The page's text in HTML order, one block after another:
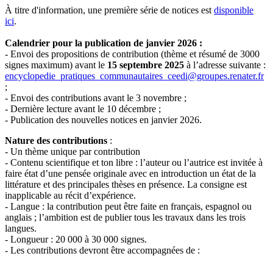
À titre d'information, une première série de notices est disponible
ici.
Calendrier pour la publication de janvier 2026 :
- Envoi des propositions de contribution (thème et résumé de 3000
signes maximum) avant le 15 septembre 2025 à l’adresse suivante :
encyclopedie_pratiques_communautaires_ceedi@groupes.renater.fr
;
- Envoi des contributions avant le 3 novembre ;
- Dernière lecture avant le 10 décembre ;
- Publication des nouvelles notices en janvier 2026.
Nature des contributions :
- Un thème unique par contribution
- Contenu scientifique et ton libre : l’auteur ou l’autrice est invitée à
faire état d’une pensée originale avec en introduction un état de la
littérature et des principales thèses en présence. La consigne est
inapplicable au récit d’expérience.
- Langue : la contribution peut être faite en français, espagnol ou
anglais ; l’ambition est de publier tous les travaux dans les trois
langues.
- Longueur : 20 000 à 30 000 signes.
- Les contributions devront être accompagnées de :